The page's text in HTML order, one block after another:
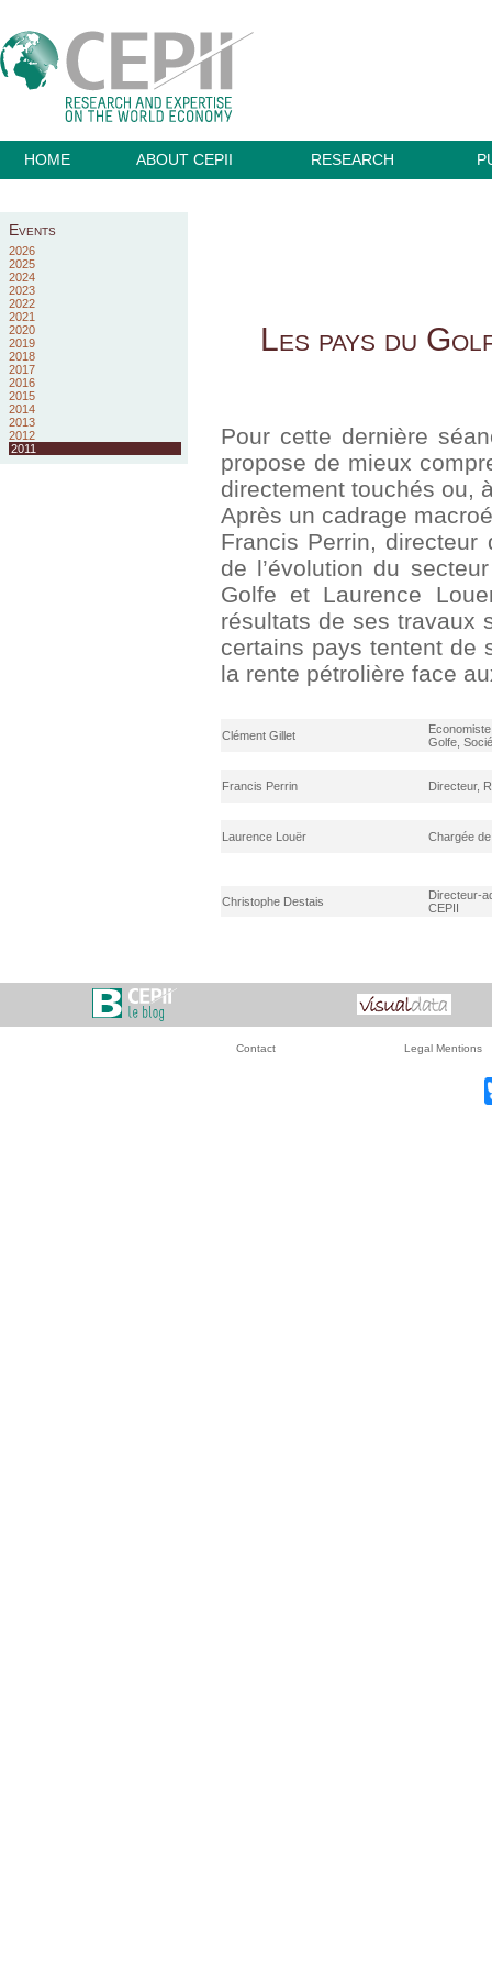
HOME ABOUT CEPII RESEARCH
Events
2026
2025
2024
2023
2022
2021
2020
2019
2018
2017
2016
2015
2014
2013
2012
2011
Les pays du
Pour cette dernière
propose de mieux
directement touchés ou,
Après un cadrage
Francis Perrin,
de l’évolution du
Golfe et Laurence
résultats de ses travaux
certains pays tentent de
la rente pétrolière face
Clément Gillet
Golfe,
Francis Perrin Directeur,
Laurence Louër Chargée
Christophe Destais
Directeur-
CEPII
Contact Legal Mentions